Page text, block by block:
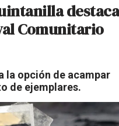
a
r
B
q
u
a
destaca
Comunitario
la opción de acampar
de ejemplares.